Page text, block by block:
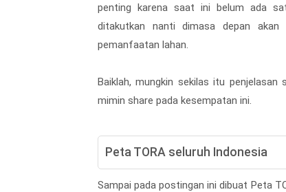
penting karena saat ini belum ada
ditakutkan nanti dimasa depan akan
pemanfaatan lahan.
Baiklah, mungkin sekilas itu
mimin share pada kesempatan ini.
Peta TORA seluruh Indonesia
Sampai pada postingan ini dibuat Peta